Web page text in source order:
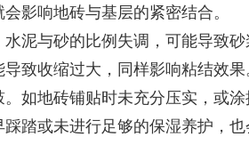
影响地砖与基层的紧密结合。
泥与砂的比例失调，可能导致
致收缩过大，同样影响粘结效果
如地砖铺贴时未充分压实，或
踏或未进行足够的保湿养护，也